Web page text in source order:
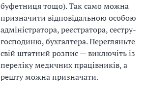
буфетниця тощо). Так само можна
призначити відповідальною особою
адміністратора, реєстратора, сестру-
господиню, бухгалтера. Перегляньте
свій штатний розпис — виключіть із
переліку медичних працівників, а
решту можна призначати.